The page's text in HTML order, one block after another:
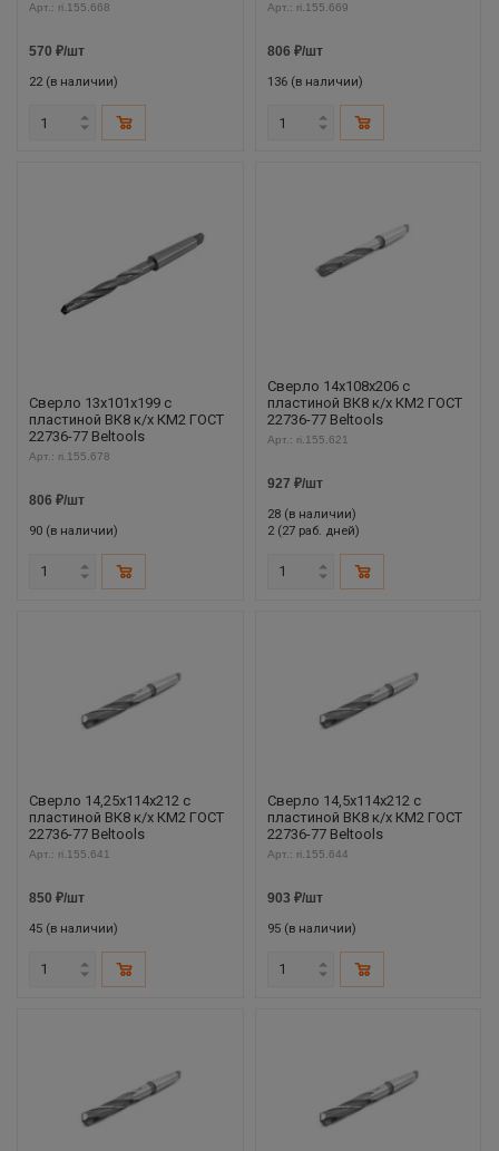
Арт.: ri.155.668
570 ₽/шт
22 (в наличии)
Арт.: ri.155.669
806 ₽/шт
136 (в наличии)
Сверло 13х101х199 с
пластиной ВК8 к/х КМ2 ГОСТ
22736-77 Beltools
Арт.: ri.155.678
806 ₽/шт
90 (в наличии)
Сверло 14х108х206 с
пластиной ВК8 к/х КМ2 ГОСТ
22736-77 Beltools
Арт.: ri.155.621
927 ₽/шт
28 (в наличии)
2 (27 раб. дней)
Сверло 14,25х114х212 с
пластиной ВК8 к/х КМ2 ГОСТ
22736-77 Beltools
Арт.: ri.155.641
850 ₽/шт
45 (в наличии)
Сверло 14,5х114х212 с
пластиной ВК8 к/х КМ2 ГОСТ
22736-77 Beltools
Арт.: ri.155.644
903 ₽/шт
95 (в наличии)